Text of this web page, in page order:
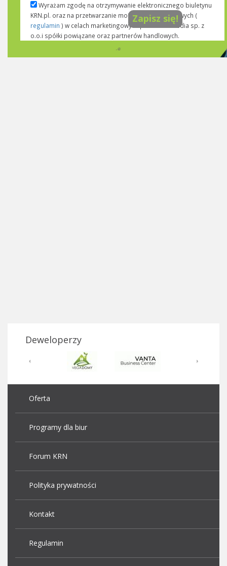
Wyrażam zgodę na otrzymywanie elektronicznego biuletynu
KRN.pl. oraz na przetwarzanie moich danych osobowych (
regulamin ) w celach marketingowych przez KRN media sp. z
o.o.i spółki powiązane oraz partnerów handlowych.
Zapisz się!
Wyrażam zgodę na otrzymywanie informacji...rozwiń >>
Deweloperzy
Oferta
Programy dla biur
Forum KRN
Polityka prywatności
Kontakt
Regulamin